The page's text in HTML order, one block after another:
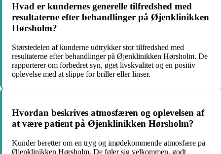
Hvad er kundernes generelle tilfredshed med
resultaterne efter behandlinger på Øjenklinikken
Hørsholm?
Størstedelen af kunderne udtrykker stor tilfredshed med
resultaterne efter behandlinger på Øjenklinikken Hørsholm. De
rapporterer om forbedret syn, øget livskvalitet og en positiv
oplevelse med at slippe for briller eller linser.
Hvordan beskrives atmosfæren og oplevelsen af
at være patient på Øjenklinikken Hørsholm?
Kunder beretter om en tryg og imødekommende atmosfære på
Øjenklinikken Hørsholm. De føler sig velkommen, godt